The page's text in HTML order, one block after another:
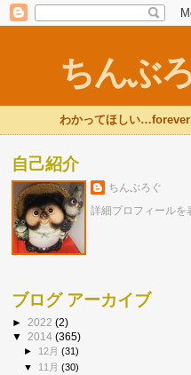
ちんぶ
わかってほしい…forever
自己紹介
ちんぶろぐ
詳細プロフィールを
ブログ アーカイブ
► 2022 (2)
▼ 2014 (365)
► 12月(31)
▼ 11月(30)